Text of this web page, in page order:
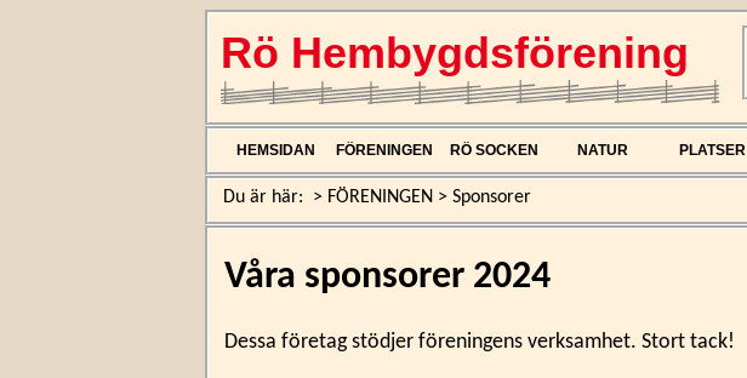
Rö Hembygdsförening
HEMSIDAN FÖRENINGEN RÖ SOCKEN NATUR PLATSER
Du är här: > FÖRENINGEN > Sponsorer
Våra sponsorer 2024
Dessa företag stödjer föreningens verksamhet. Stort tack!